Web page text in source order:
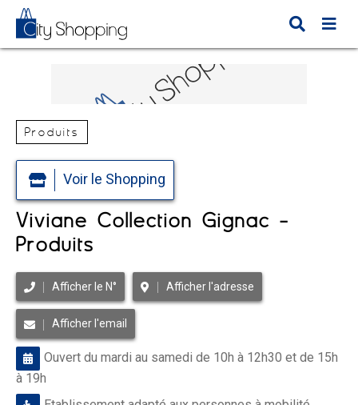
Produits
Voir le Shopping
Viviane Collection Gignac -
Produits
Afficher le N° Afficher l'adresse
Afficher l'email
Ouvert du mardi au samedi de 10h à 12h30 et de 15h
à 19h